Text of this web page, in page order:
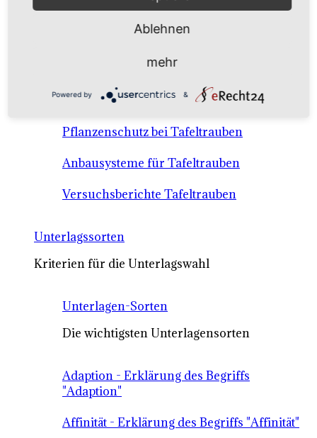
Anbausysteme & Recht
Tafeltrauben A-Z Sortenbeschreibungen
Tafeltraubenanbau - rechtliche
Voraussetzungen
Pflanzenschutz bei Tafeltrauben
Anbausysteme für Tafeltrauben
Versuchsberichte Tafeltrauben
Unterlagssorten
Kriterien für die Unterlagswahl
Unterlagen-Sorten
Die wichtigsten Unterlagensorten
Adaption - Erklärung des Begriffs
"Adaption"
Affinität - Erklärung des Begriffs "Affinität"
Ablehnen
mehr
Powered by &